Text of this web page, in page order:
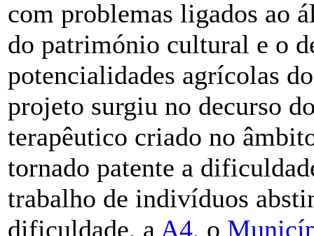
com problemas ligados ao
do património cultural e o
potencialidades agrícolas
projeto surgiu no decurso
terapêutico criado no
tornado patente a
trabalho de indivíduos
dificuldade, a A4, o